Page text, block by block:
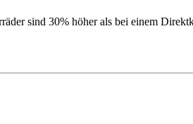
sind 30% höher als bei einem